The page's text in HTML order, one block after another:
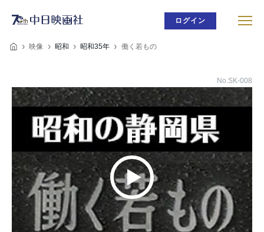
ログイン
映像 昭和 昭和35年 働く若もの
No.SK-008